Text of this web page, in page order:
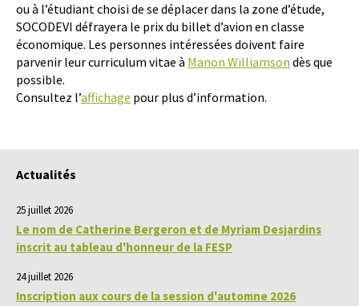
ou à l’étudiant choisi de se déplacer dans la zone d’étude,
SOCODEVI défrayera le prix du billet d’avion en classe
économique. Les personnes intéressées doivent faire
parvenir leur curriculum vitae à Manon Williamson dès que
possible.
Consultez l’affichage pour plus d’information.
Actualités
25 juillet 2026
Le nom de Catherine Bergeron et de Myriam Desjardins
inscrit au tableau d'honneur de la FESP
24 juillet 2026
Inscription aux cours de la session d'automne 2026